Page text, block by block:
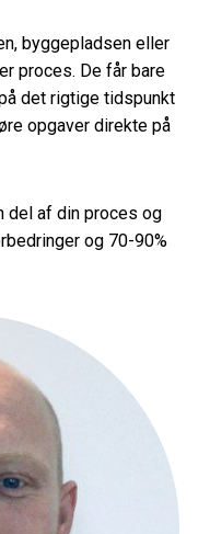
byggepladsen eller
proces. De får bare
det rigtige tidspunkt
opgaver direkte på
del af din proces og
og 70-90%